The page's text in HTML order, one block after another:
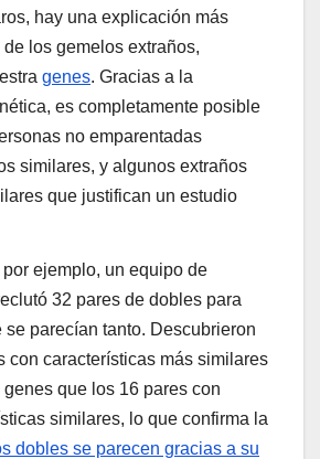
hay una explicación más
los gemelos extraños,
genes. Gracias a la
es completamente posible
no emparentadas
similares, y algunos extraños
que justifican un estudio
ejemplo, un equipo de
32 pares de dobles para
se parecían tanto. Descubrieron
con características más similares
que los 16 pares con
similares, lo que confirma la
dobles se parecen gracias a su